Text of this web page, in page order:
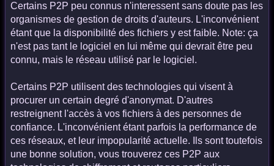
Certains P2P peu connus n'interessent sans doute pas les
organismes de gestion de droits d'auteurs. L'inconvénient
étant que la disponibilité des fichiers y est faible. Note: ça
n'est pas tant le logiciel en lui même qui devrait être peu
connu, mais le réseau utilisé par le logiciel.
Certains P2P utilisent des technologies qui visent à
procurer un certain degré d'anonymat. D'autres
restreignent l'accès à vos fichiers à des personnes de
confiance. L'inconvénient étant parfois la performance de
ces réseaux, et leur impopularité actuelle. Ils sont toutefois
une bonne solution, vous trouverez ces P2P aux